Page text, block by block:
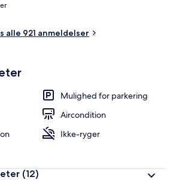
alle 921 anmeldelser
Mulighed for parkering
Aircondition
Ikke-ryger
(12)